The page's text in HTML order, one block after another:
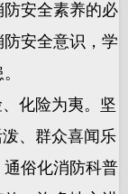
安全素养的必
安全意识，学
化险为夷。坚
、群众喜闻乐
俗化消防科普